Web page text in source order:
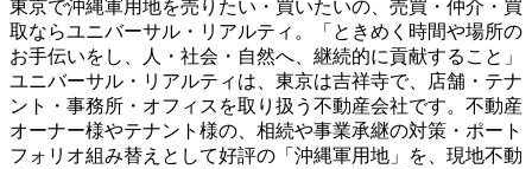
東京で沖縄軍用地を売りたい・買いたいの、売買・仲介・買
取ならユニバーサル・リアルティ。「ときめく時間や場所の
お手伝いをし、人・社会・自然へ、継続的に貢献すること」
ユニバーサル・リアルティは、東京は吉祥寺で、店舗・テナ
ント・事務所・オフィスを取り扱う不動産会社です。不動産
オーナー様やテナント様の、相続や事業承継の対策・ポート
フォリオ組み替えとして好評の「沖縄軍用地」を、現地不動